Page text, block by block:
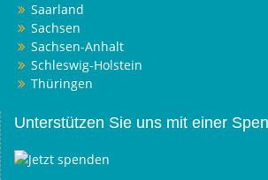
Saarland
Sachsen
Sachsen-Anhalt
Schleswig-Holstein
Thüringen
Unterstützen Sie uns mit einer